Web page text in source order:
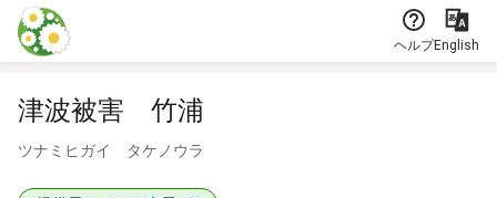
本文に飛ぶ
ヘルプEnglish
津波被害 竹浦
ツナミヒガイ タケノウラ